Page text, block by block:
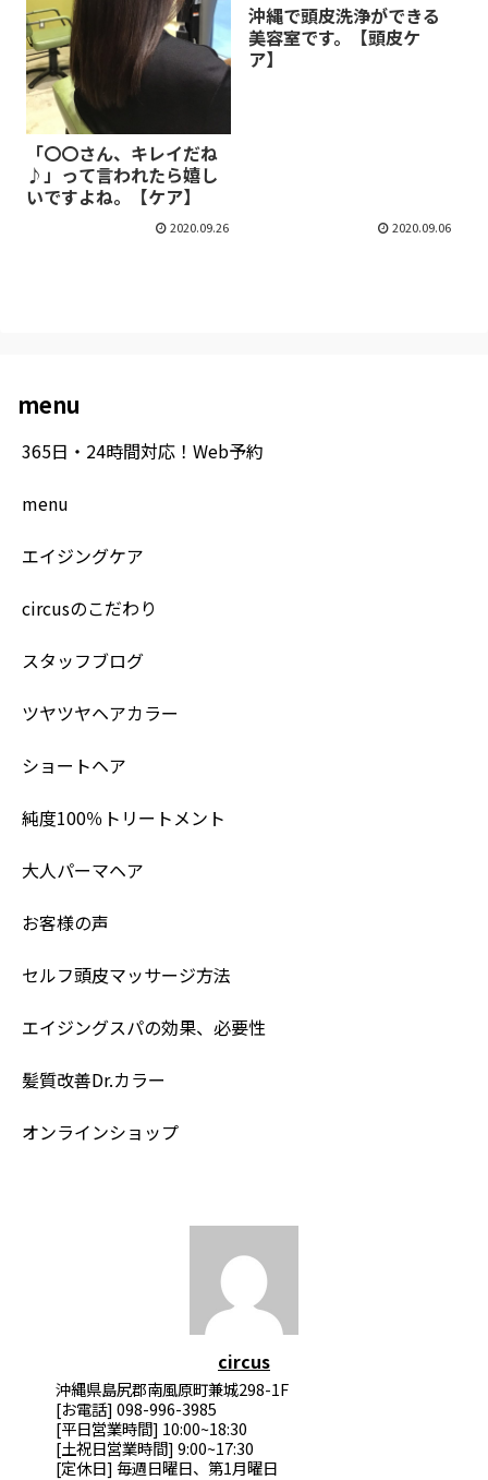
「〇〇さん、キレイだね
♪」って言われたら嬉し
いですよね。【ケア】
2020.09.26
沖縄で頭皮洗浄ができる
美容室です。【頭皮ケ
ア】
2020.09.06
menu
365日・24時間対応！Web予約
menu
エイジングケア
circusのこだわり
スタッフブログ
ツヤツヤヘアカラー
ショートヘア
純度100％トリートメント
大人パーマヘア
お客様の声
セルフ頭皮マッサージ方法
エイジングスパの効果、必要性
髪質改善Dr.カラー
オンラインショップ
circus
沖縄県島尻郡南風原町兼城298-1F
[お電話] 098-996-3985
[平日営業時間] 10:00~18:30
[土祝日営業時間] 9:00~17:30
[定休日] 毎週日曜日、第1月曜日